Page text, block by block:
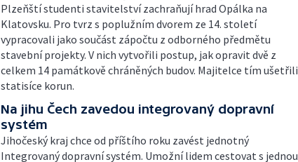
Plzeňští studenti stavitelství zachraňují hrad Opálka na
Klatovsku. Pro tvrz s poplužním dvorem ze 14. století
vypracovali jako součást zápočtu z odborného předmětu
stavební projekty. V nich vytvořili postup, jak opravit dvě z
celkem 14 památkově chráněných budov. Majitelce tím ušetřili
statisíce korun.
Na jihu Čech zavedou integrovaný dopravní
systém
Jihočeský kraj chce od příštího roku zavést jednotný
Integrovaný dopravní systém. Umožní lidem cestovat s jednou